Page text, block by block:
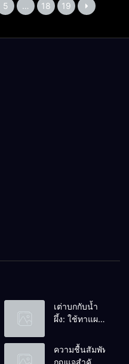
5 … 18 19
เต่าบกกับน้ำ
ผึ้ง: ใช้ทาแผล
ดื่มได้ไหม?
ความชื้นสัมพัทธ์:
กุญแจสำคัญ